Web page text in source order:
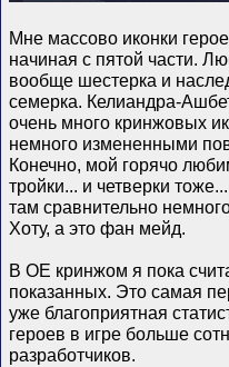
Мне массово иконки
начиная с пятой части.
вообще шестерка и
семерка. Келиандра-
очень много кринжовых
немного измененными
Конечно, мой горячо
тройки... и четверки
там сравнительно
Хоту, а это фан мейд.
В ОЕ кринжом я пока
показанных. Это самая
уже благоприятная
героев в игре больше
разработчиков.